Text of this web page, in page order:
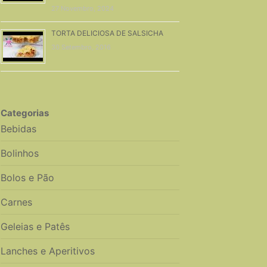
27 Novembro, 2024
TORTA DELICIOSA DE SALSICHA
30 Setembro, 2016
Categorias
Bebidas
Bolinhos
Bolos e Pão
Carnes
Geleias e Patês
Lanches e Aperitivos